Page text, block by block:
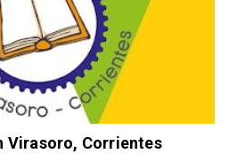
Virasoro, Corrientes